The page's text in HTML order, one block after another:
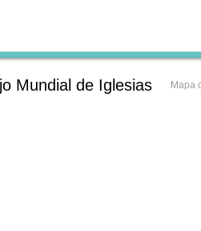
Mundial de Iglesias Mapa